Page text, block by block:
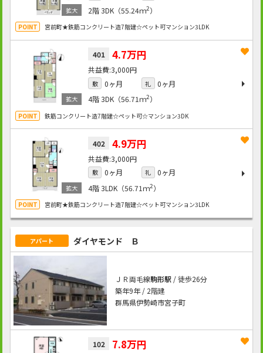
2階3DK（55.24ｍ2）
宮前町★鉄筋コンクリート造7階建☆ペット可マンション3LDK
401 4.7万円
3,000円
敷 0ヶ月 礼
0ヶ月
4階3DK（56.71ｍ2）
鉄筋コンクリート造7階建☆ペット可☆マンション3DK
402 4.9万円
3,000円
敷 0ヶ月 礼
0ヶ月
4階3LDK（56.71ｍ2）
宮前町★鉄筋コンクリート造7階建☆ペット可マンション3LDK
アパート ダイヤモンド Ｂ
ＪＲ両毛線駒形駅/ 徒歩26分
築年9年 / 2階建
群馬県伊勢崎市宮子町
102 7.8万円